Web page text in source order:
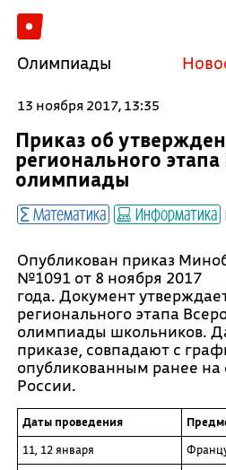
Олимпиады
13 ноября 2017, 13:35
Приказ об
регионального
олимпиады
Математика Информатика
Опубликован приказ
№1091 от 8 ноября 2017
года. Документ
регионального этапа
олимпиады школьников.
приказе, совпадают с
опубликованным ранее
России.
Даты проведения
11, 12 января